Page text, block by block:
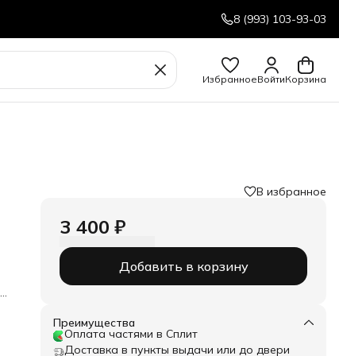
8 (993) 103-93-03
ИзбранноеВойтиКорзина
В избранное
3 400 ₽
Добавить в корзину
Преимущества
Оплата частями в Сплит
Доставка в пункты выдачи или до двери